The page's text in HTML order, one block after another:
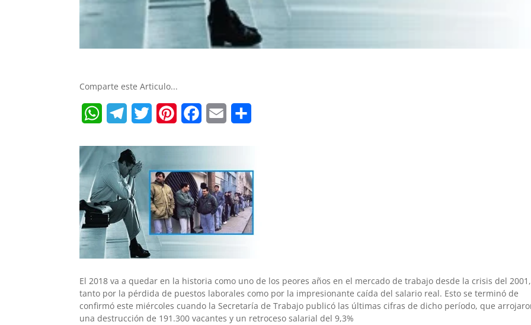
Comparte este Articulo...
a
s
A
p
e
e
g
r
a
w
i
t
t
e
r
n
t
e
r
e
t
c
e
b
o
k
a
i
l
a
r
e
El 2018 va a quedar en la historia como uno de los peores años en el mercado de trabajo desde la crisis del 2001,
tanto por la pérdida de puestos laborales como por la impresionante caída del salario real. Esto se terminó de
confirmó este miércoles cuando la Secretaría de Trabajo publicó las últimas cifras de dicho período, que
una destrucción de 191.300 vacantes y un retroceso salarial del 9,3%